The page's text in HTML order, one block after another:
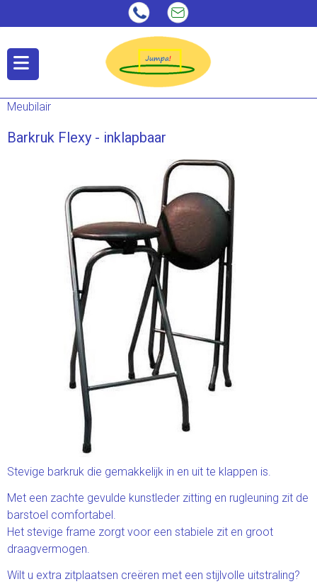
Meubilair
Barkruk Flexy - inklapbaar
Stevige barkruk die gemakkelijk in en uit te klappen is.
Met een zachte gevulde kunstleder zitting en rugleuning zit de
barstoel comfortabel.
Het stevige frame zorgt voor een stabiele zit en groot
draagvermogen.
Wilt u extra zitplaatsen creëren met een stijlvolle uitstraling?